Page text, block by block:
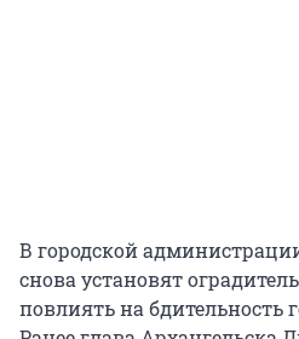
В городской
снова установят
повлиять на бдительность